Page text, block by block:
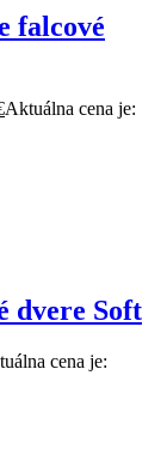
falcové
Aktuálna cena je:
dvere Soft
cena je: